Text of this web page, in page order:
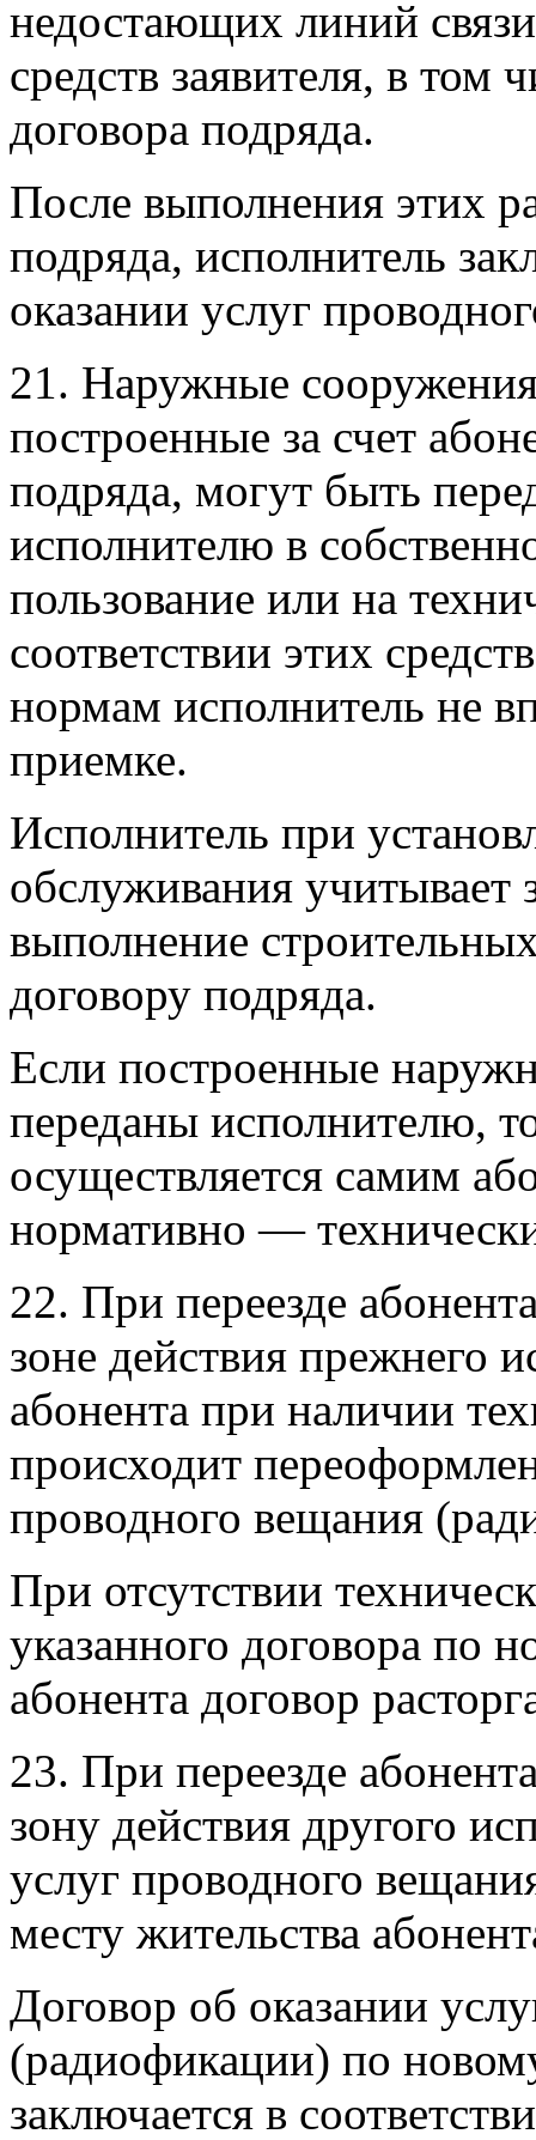
недостающих линий
средств заявителя, в том
договора подряда.
После выполнения этих
подряда, исполнитель
оказании услуг
21. Наружные
построенные за счет
подряда, могут быть
исполнителю в
пользование или на
соответствии этих
нормам исполнитель не
приемке.
Исполнитель при
обслуживания учитывает
выполнение
договору подряда.
Если построенные
переданы исполнителю,
осуществляется самим
нормативно —
22. При переезде
зоне действия прежнего
абонента при наличии
происходит
проводного вещания
При отсутствии
указанного договора по
абонента договор
23. При переезде
зону действия другого
услуг проводного
месту жительства
Договор об оказании
(радиофикации) по
заключается в